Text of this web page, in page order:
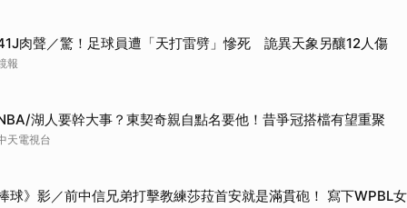
肉聲／驚！足球員遭「天打雷劈」慘死 詭異天象另釀12人傷
報
湖人要幹大事？東契奇親自點名要他！昔爭冠搭檔有望重聚
天電視台
球》影／前中信兄弟打擊教練莎菈首安就是滿貫砲！ 寫下WPBL